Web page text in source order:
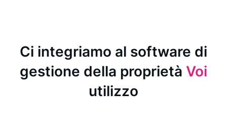
Ci integriamo al software di
gestione della proprietà Voi
utilizzo